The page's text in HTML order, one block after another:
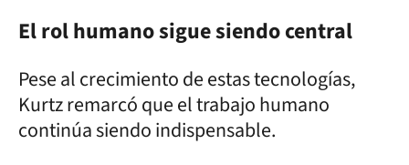
El rol humano sigue siendo central
Pese al crecimiento de estas tecnologías,
Kurtz remarcó que el trabajo humano
continúa siendo indispensable.